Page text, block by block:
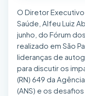
O Diretor Executivo
Saúde, Alfeu Luiz
junho, do Fórum
realizado em São
lideranças de
para discutir os
(RN) 649 da
(ANS) e os